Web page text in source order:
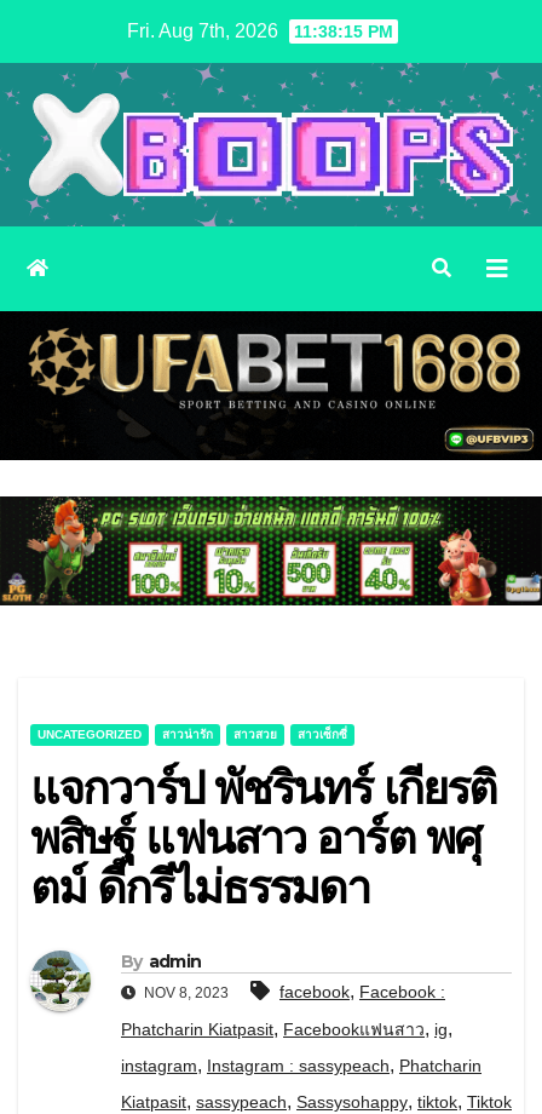
content
Fri. Aug 7th, 2026 11:38:17 PM
UNCATEGORIZED สาวน่ารัก สาวสวย สาวเซ็กซี่
แจกวาร์ป พัชรินทร์ เกียรติ
พสิษฐ์ แฟนสาว อาร์ต พศุ
ตม์ ดีกรีไม่ธรรมดา
By admin
NOV 8, 2023 facebook, Facebook :
Phatcharin Kiatpasit, Facebookแฟนสาว, ig,
instagram, Instagram : sassypeach, Phatcharin
Kiatpasit, sassypeach, Sassysohappy, tiktok, Tiktok